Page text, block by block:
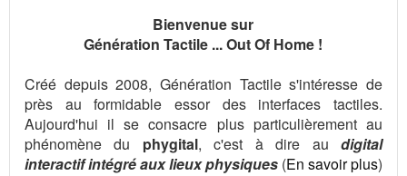
Bienvenue sur
Génération Tactile ... Out Of Home !
Créé depuis 2008, Génération Tactile s'intéresse de
près au formidable essor des interfaces tactiles.
Aujourd'hui il se consacre plus particulièrement au
phénomène du phygital, c'est à dire audigital
interactif intégré aux lieux physiques (En savoir plus)